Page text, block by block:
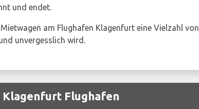
und endet.
am Flughafen Klagenfurt eine Vielzahl von
unvergesslich wird.
Klagenfurt Flughafen